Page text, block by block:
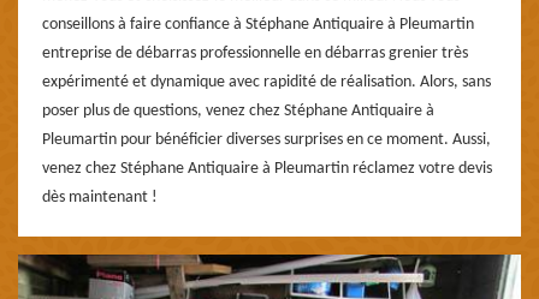
conseillons à faire confiance à Stéphane Antiquaire à Pleumartin
entreprise de débarras professionnelle en débarras grenier très
expérimenté et dynamique avec rapidité de réalisation. Alors, sans
poser plus de questions, venez chez Stéphane Antiquaire à
Pleumartin pour bénéficier diverses surprises en ce moment. Aussi,
venez chez Stéphane Antiquaire à Pleumartin réclamez votre devis
dès maintenant !